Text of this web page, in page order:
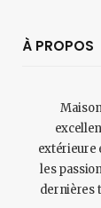
À PROPOS
extérieure
les
dernières